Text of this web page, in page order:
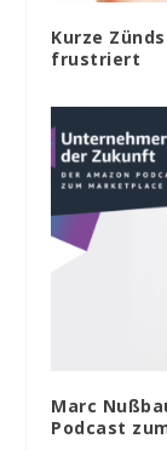
Kurze
frustriert
Marc
Podcast